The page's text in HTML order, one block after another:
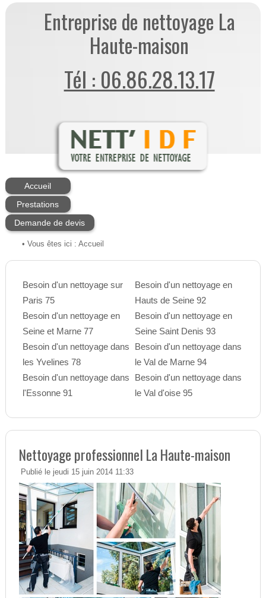
Entreprise de nettoyage La
Haute-maison
Tél : 06.86.28.13.17
Accueil
Prestations
Demande de devis
• Vous êtes ici : Accueil
Besoin d'un nettoyage sur
Paris 75
Besoin d'un nettoyage en
Seine et Marne 77
Besoin d'un nettoyage dans
les Yvelines 78
Besoin d'un nettoyage dans
l'Essonne 91
Besoin d'un nettoyage en
Hauts de Seine 92
Besoin d'un nettoyage en
Seine Saint Denis 93
Besoin d'un nettoyage dans
le Val de Marne 94
Besoin d'un nettoyage dans
le Val d'oise 95
Nettoyage professionnel La Haute-maison
Publié le jeudi 15 juin 2014 11:33